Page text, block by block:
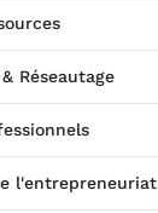
Réseautage
l'entrepreneuriat